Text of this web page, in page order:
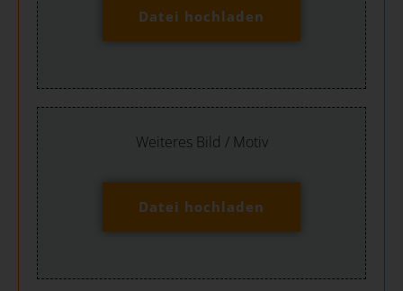
Datei hochladen
Weiteres Bild / Motiv
Datei hochladen